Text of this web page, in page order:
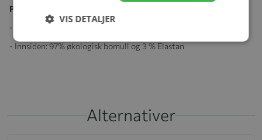
Produktspesifikasjoner:
- Utsiden: 100% Ull
- Innsiden: 97% økologisk bomull og 3 % Elastan
Alternativer
VIS DETALJER